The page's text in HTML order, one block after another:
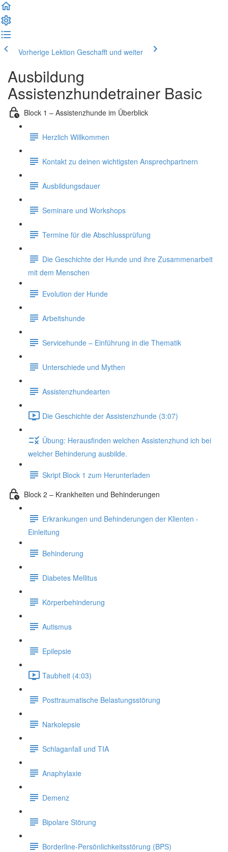
Vorherige Lektion Geschafft und weiter
Ausbildung
Assistenzhundetrainer Basic
Block 1 – Assistenzhunde im Überblick
Herzlich Willkommen
Kontakt zu deinen wichtigsten Ansprechpartnern
Ausbildungsdauer
Seminare und Workshops
Termine für die Abschlussprüfung
Die Geschichte der Hunde und ihre Zusammenarbeit
mit dem Menschen
Evolution der Hunde
Arbeitshunde
Servicehunde – Einführung in die Thematik
Unterschiede und Mythen
Assistenzhundearten
Die Geschichte der Assistenzhunde (3:07)
Übung: Herausfinden welchen Assistenzhund ich bei
welcher Behinderung ausbilde.
Skript Block 1 zum Herunterladen
Block 2 – Krankheiten und Behinderungen
Erkrankungen und Behinderungen der Klienten -
Einleitung
Behinderung
Diabetes Mellitus
Körperbehinderung
Autismus
Epilepsie
Taubheit (4:03)
Posttraumatische Belastungsstörung
Narkolepsie
Schlaganfall und TIA
Anaphylaxie
Demenz
Bipolare Störung
Borderline-Persönlichkeitsstörung (BPS)